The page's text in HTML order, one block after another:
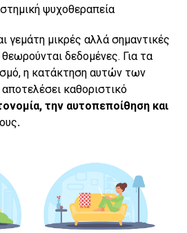
ψυχοθεραπεία
γεμάτη μικρές αλλά σημαντικές
δεδομένες. Για τα
η κατάκτηση αυτών των
καθοριστικό
την αυτοπεποίθηση και
.